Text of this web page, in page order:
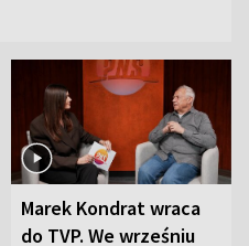
Marek Kondrat wraca
do TVP. We wrześniu